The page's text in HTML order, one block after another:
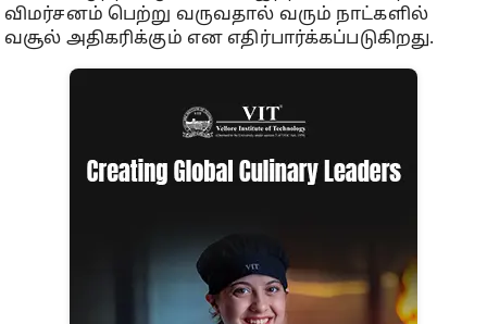
விமர்சனம் பெற்று வருவதால் வரும் நாட்களில்
வசூல் அதிகரிக்கும் என எதிர்பார்க்கப்படுகிறது.